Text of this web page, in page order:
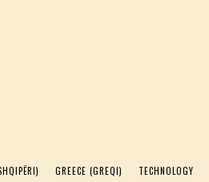
GREECE (GREQI) TECHNOLOGY